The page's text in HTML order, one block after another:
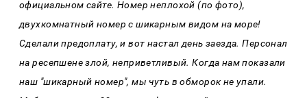
официальном сайте. Номер неплохой (по фото),
двухкомнатный номер с шикарным видом на море!
Сделали предоплату, и вот настал день заезда. Персонал
на ресепшене злой, неприветливый. Когда нам показали
наш "шикарный номер", мы чуть в обморок не упали.